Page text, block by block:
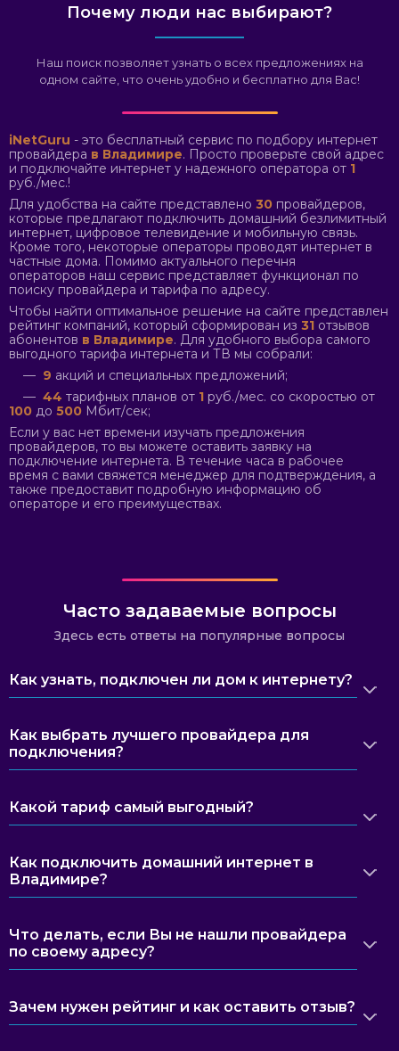
Почему люди нас выбирают?
Наш поиск позволяет узнать о всех предложениях на
одном сайте, что очень удобно и бесплатно для Вас!
iNetGuru - это бесплатный сервис по подбору интернет
провайдера в Владимире. Просто проверьте свой адрес
и подключайте интернет у надежного оператора от 1
руб./мес.!
Для удобства на сайте представлено 30 провайдеров,
которые предлагают подключить домашний безлимитный
интернет, цифровое телевидение и мобильную связь.
Кроме того, некоторые операторы проводят интернет в
частные дома. Помимо актуального перечня
операторов наш сервис представляет функционал по
поиску провайдера и тарифа по адресу.
Чтобы найти оптимальное решение на сайте представлен
рейтинг компаний, который сформирован из 31 отзывов
абонентов в Владимире. Для удобного выбора самого
выгодного тарифа интернета и ТВ мы собрали:
— 9 акций и специальных предложений;
— 44 тарифных планов от 1 руб./мес. со скоростью от
100 до 500 Мбит/сек;
Если у вас нет времени изучать предложения
провайдеров, то вы можете оставить заявку на
подключение интернета. В течение часа в рабочее
время с вами свяжется менеджер для подтверждения, а
также предоставит подробную информацию об
операторе и его преимуществах.
Часто задаваемые вопросы
Здесь есть ответы на популярные вопросы
Как узнать, подключен ли дом к интернету?
Как выбрать лучшего провайдера для
подключения?
Какой тариф самый выгодный?
Как подключить домашний интернет в
Владимире?
Что делать, если Вы не нашли провайдера
по своему адресу?
Зачем нужен рейтинг и как оставить отзыв?